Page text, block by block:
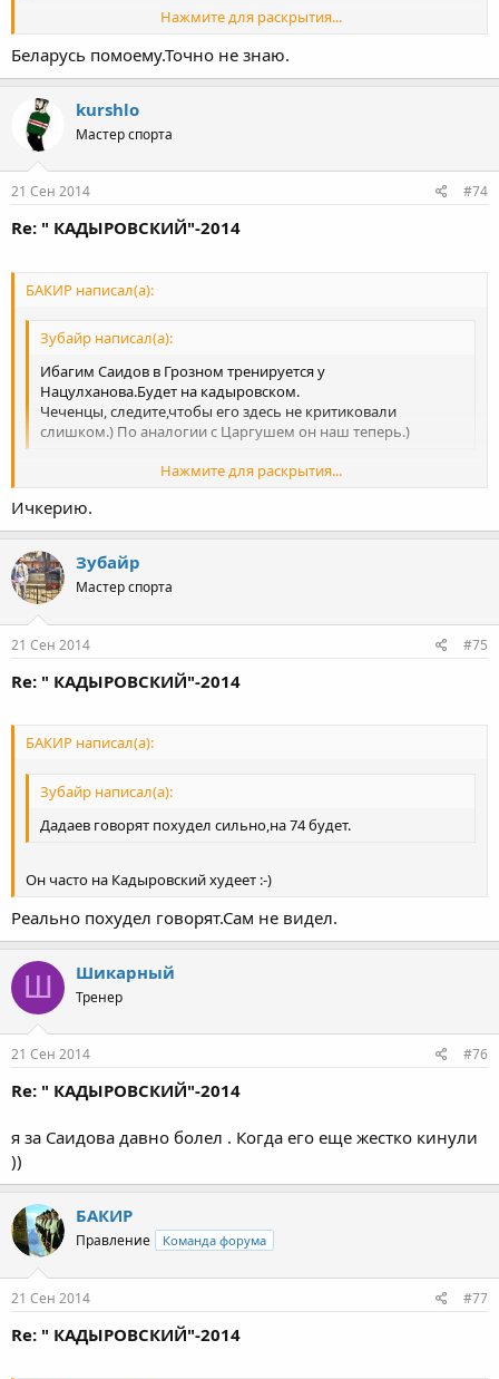
Нажмите для раскрытия...
Нажмите для раскрытия...
Беларусь помоему.Точно не знаю.
kurshlo
Мастер спорта
21 Сен 2014 #74
Re: " КАДЫРОВСКИЙ"-2014
БАКИР написал(а):
Зубайр написал(а):
Ибагим Саидов в Грозном тренируется у
Нацулханова.Будет на кадыровском.
Чеченцы, следите,чтобы его здесь не критиковали
слишком.) По аналогии с Царгушем он наш теперь.)
Нажмите для раскрытия...
Ичкерию.
Зубайр
Мастер спорта
21 Сен 2014 #75
Re: " КАДЫРОВСКИЙ"-2014
БАКИР написал(а):
Зубайр написал(а):
Дадаев говорят похудел сильно,на 74 будет.
Он часто на Кадыровский худеет :-)
Реально похудел говорят.Сам не видел.
Ш Шикарный
Тренер
21 Сен 2014 #76
Re: " КАДЫРОВСКИЙ"-2014
я за Саидова давно болел . Когда его еще жестко кинули
))
БАКИР
Правление Команда форума
21 Сен 2014 #77
Re: " КАДЫРОВСКИЙ"-2014